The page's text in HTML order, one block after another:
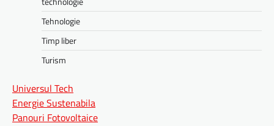
Tehnologie
Timp liber
Turism
Universul Tech
Energie Sustenabila
Panouri Fotovoltaice